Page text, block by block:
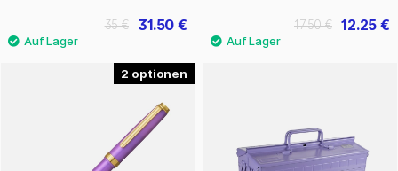
31.50 €
35 € 12.25 €
17.50 €
2